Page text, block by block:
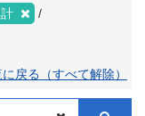
戻る（すべて解除）